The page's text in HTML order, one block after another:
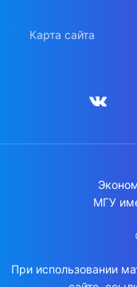
Карта сайта
МГУ
При использовании